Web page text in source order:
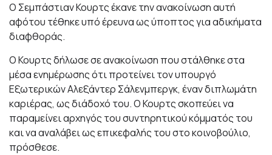
O Σεμπάστιαν Κουρτς έκανε την ανακοίνωση αυτή
αφότου τέθηκε υπό έρευνα ως ύποπτος για αδικήματα
διαφθοράς.
Ο Κουρτς δήλωσε σε ανακοίνωση που στάλθηκε στα
μέσα ενημέρωσης ότι προτείνει τον υπουργό
Εξωτερικών Αλεξάντερ Σάλενμπεργκ, έναν διπλωμάτη
καριέρας, ως διάδοχό του. Ο Κουρτς σκοπεύει να
παραμείνει αρχηγός του συντηρητικού κόμματός του
και να αναλάβει ως επικεφαλής του στο κοινοβούλιο,
πρόσθεσε.